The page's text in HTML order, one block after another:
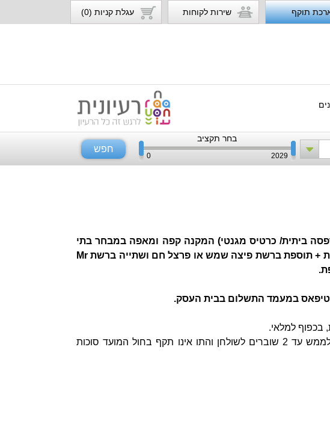
תוקף שירות לקוחות עגלת קניות (0)
בחר תקציב
0 2029
חפש
הדפסה ביתית/ כרטיס מגנטי) המקנה קפה ומאפה במבחר בתי
קפה בפריסה ארצית או פיצה אישית + תוספת ברשת פיצה שמש או פרצל חם ושתייה ברשת Mr
במעמד התשלום בבית העסק.
בכפוף למלאי.
- בסניפי קפה קפה ולחם ארז, ניתן לממש עד 2 שוברים לשולחן והתו אינו תקף בחול המועד סוכות